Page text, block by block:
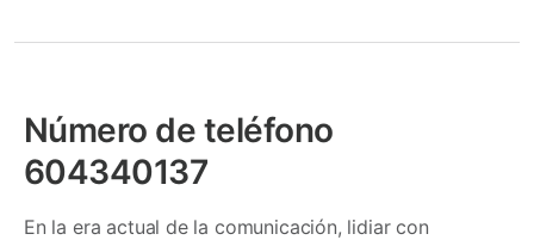
Número de teléfono
604340137
En la era actual de la comunicación, lidiar con